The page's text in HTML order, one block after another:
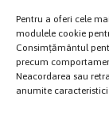
Pentru a oferi cele
modulele cookie
Consimțământul
precum
Neacordarea sau
anumite
Voluntari
Livestream
Politica de
Cazări